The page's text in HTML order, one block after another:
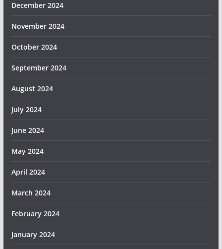
December 2024
November 2024
October 2024
September 2024
August 2024
July 2024
June 2024
May 2024
April 2024
March 2024
February 2024
January 2024